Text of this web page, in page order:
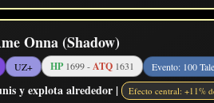
Onna (Shadow)
UZ+ HP1699 -ATQ 1631 Evento: 100
y explota alrededor | Efecto central: +11%